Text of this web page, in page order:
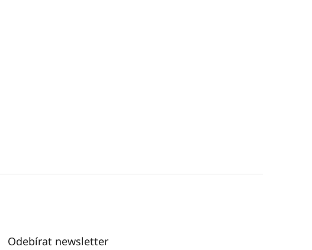
Odebírat newsletter